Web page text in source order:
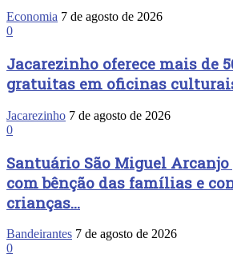
Economia 7 de agosto de 2026
0
Jacarezinho oferece mais de
gratuitas em oficinas
Jacarezinho 7 de agosto de 2026
0
Santuário São Miguel
com bênção das famílias e
crianças...
Bandeirantes 7 de agosto de 2026
0